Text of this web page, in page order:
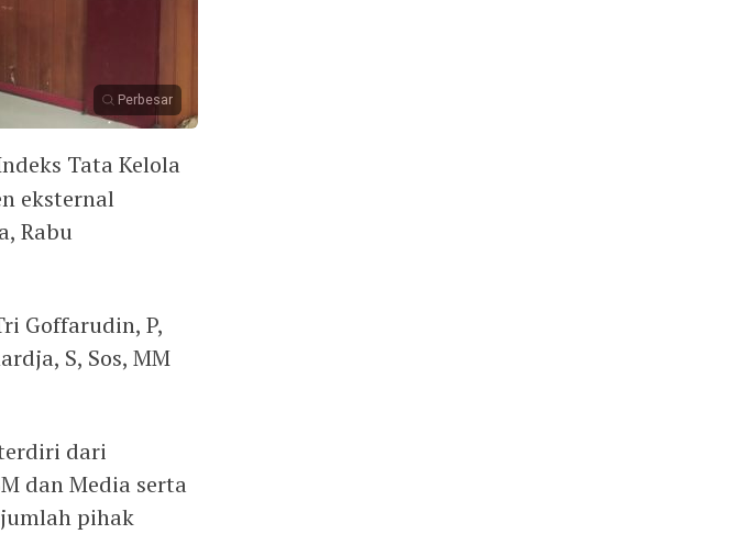
Perbesar
Tata Kelola
eksternal
Rabu
Goffarudin, P,
S, Sos, MM
dari
dan Media serta
pihak